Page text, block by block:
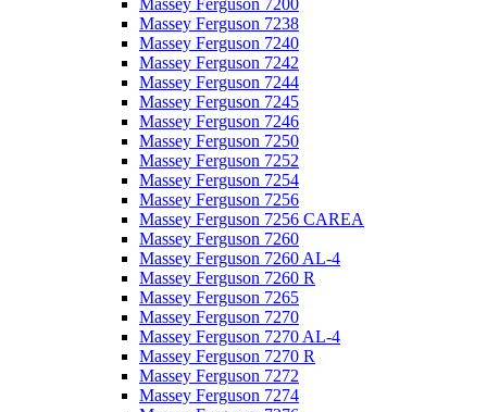
Massey Ferguson 7200
Massey Ferguson 7238
Massey Ferguson 7240
Massey Ferguson 7242
Massey Ferguson 7244
Massey Ferguson 7245
Massey Ferguson 7246
Massey Ferguson 7250
Massey Ferguson 7252
Massey Ferguson 7254
Massey Ferguson 7256
Massey Ferguson 7256 CAREA
Massey Ferguson 7260
Massey Ferguson 7260 AL-4
Massey Ferguson 7260 R
Massey Ferguson 7265
Massey Ferguson 7270
Massey Ferguson 7270 AL-4
Massey Ferguson 7270 R
Massey Ferguson 7272
Massey Ferguson 7274